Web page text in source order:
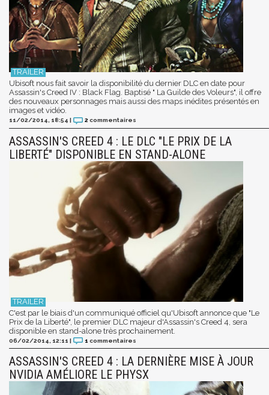
Ubisoft nous fait savoir la disponibilité du dernier DLC en date pour
Assassin's Creed IV : Black Flag. Baptisé " La Guilde des Voleurs", il offre
des nouveaux personnages mais aussi des maps inédites présentés en
images et vidéo.
11/02/2014, 18:54 2 commentaires
ASSASSIN'S CREED 4 : LE DLC "LE PRIX DE LA
LIBERTÉ" DISPONIBLE EN STAND-ALONE
C'est par le biais d'un communiqué officiel qu'Ubisoft annonce que "Le
Prix de la Liberté", le premier DLC majeur d'Assassin's Creed 4, sera
disponible en stand-alone très prochainement.
06/02/2014, 12:11 | 1 commentaires
ASSASSIN'S CREED 4 : LA DERNIÈRE MISE À JOUR
NVIDIA AMÉLIORE LE PHYSX